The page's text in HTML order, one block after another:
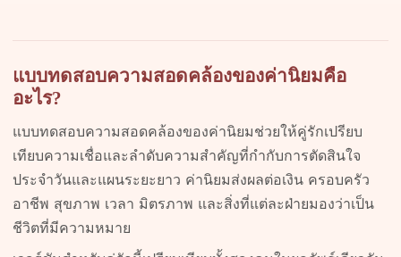
แบบทดสอบความสอดคล้องของค่านิยมคือ
อะไร?
แบบทดสอบความสอดคล้องของค่านิยมช่วยให้คู่รักเปรียบ
เทียบความเชื่อและลำดับความสำคัญที่กำกับการตัดสินใจ
ประจำวันและแผนระยะยาว ค่านิยมส่งผลต่อเงิน ครอบครัว
อาชีพ สุขภาพ เวลา มิตรภาพ และสิ่งที่แต่ละฝ่ายมองว่าเป็น
ชีวิตที่มีความหมาย